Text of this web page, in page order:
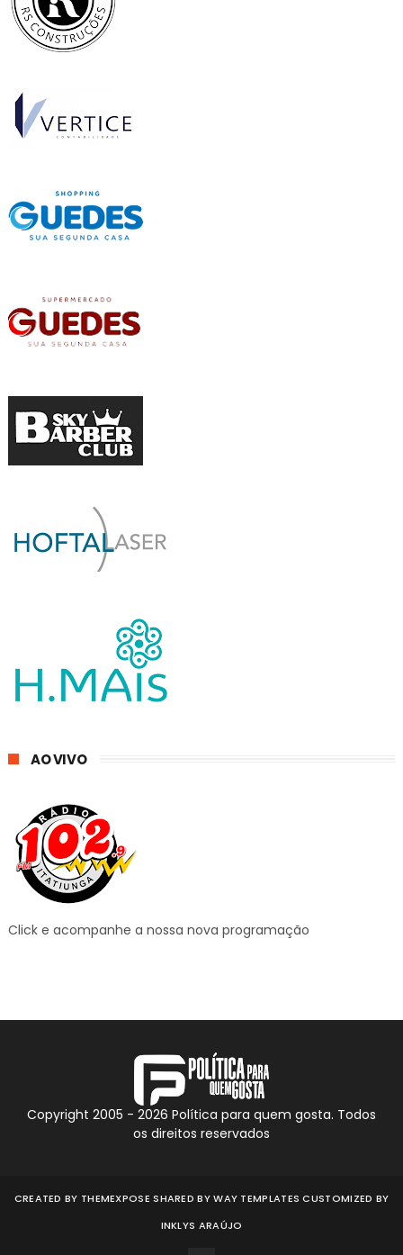
AO VIVO
Click e acompanhe a nossa nova programação
Copyright 2005 - 2026 Política para quem gosta. Todos
os direitos reservados
CREATED BY THEMEXPOSE SHARED BYWAY TEMPLATES CUSTOMIZED BY
INKLYS ARAÚJO